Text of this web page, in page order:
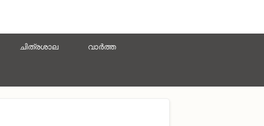
ചിത്രശാല വാർത്ത